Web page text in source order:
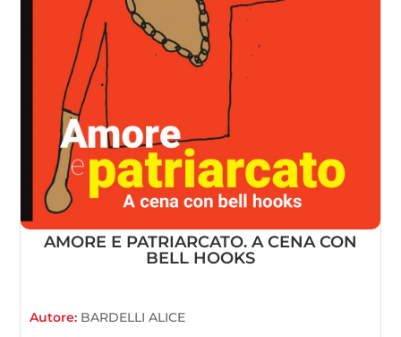
AMORE E PATRIARCATO. A CENA CON
BELL HOOKS
Autore: BARDELLI ALICE